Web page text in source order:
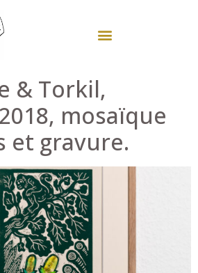
& Torkil,
mosaïque
et gravure.